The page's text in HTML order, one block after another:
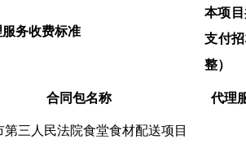
务收费标准
本项
支付
整）
合同包名称 代理
第三人民法院食堂食材配送项目